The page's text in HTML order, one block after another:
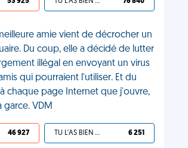
amie vient de décrocher un
Du coup, elle a décidé de lutter
illégal en envoyant un virus
qui pourraient l'utiliser. Et du
chaque page Internet que j'ouvre,
garce. VDM
46 927 TU L'AS BIEN MÉRITÉ 6 251